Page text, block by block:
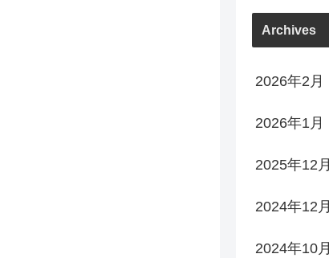
Archives
2026年2月
2026年1月
2025年12月
2024年12月
2024年10月